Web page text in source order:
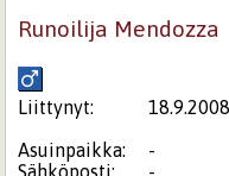
Runoilija Mendozza
Liittynyt:
18.9.2008
Asuinpaikka:
-
Sähköposti:
-